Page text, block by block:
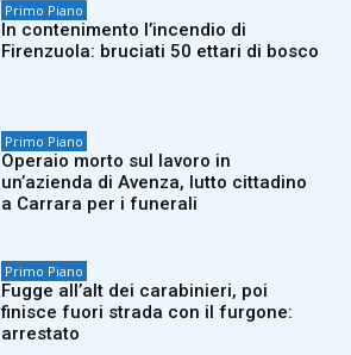
Primo Piano
In contenimento l’incendio di
Firenzuola: bruciati 50 ettari di bosco
Primo Piano
Operaio morto sul lavoro in
un’azienda di Avenza, lutto cittadino
a Carrara per i funerali
Primo Piano
Fugge all’alt dei carabinieri, poi
finisce fuori strada con il furgone:
arrestato